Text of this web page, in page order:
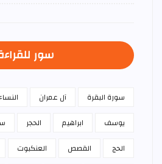
سور
سورة البقرة آل عمران
يوسف
ابراهيم الحجر
الحج
القصص العنكبوت